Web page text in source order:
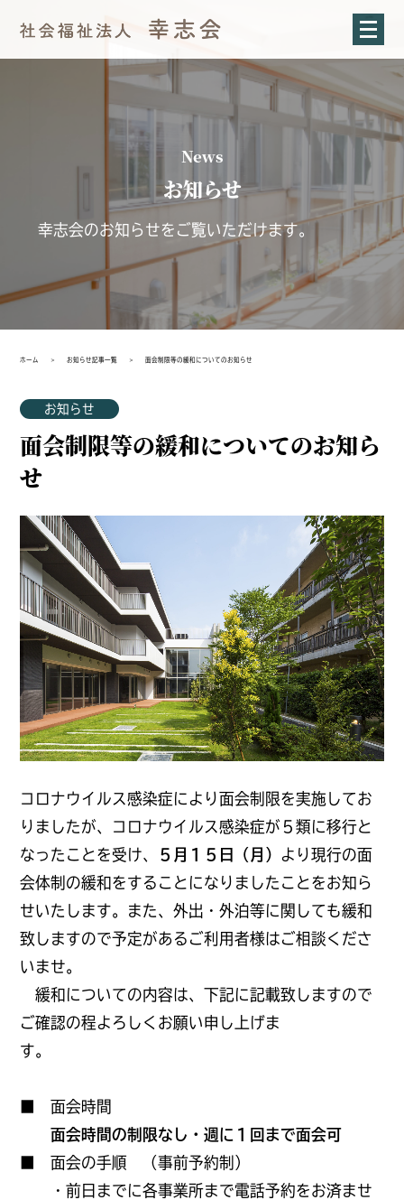
News
お知らせ
幸志会のお知らせをご覧いただけます。
ホーム ＞ お知らせ記事一覧 ＞ 面会制限等の緩和についてのお知らせ
お知らせ
面会制限等の緩和についてのお知ら
せ
コロナウイルス感染症により面会制限を実施してお
りましたが、コロナウイルス感染症が５類に移行と
なったことを受け、
５月１５日（月） より現行の面
会体制の緩和をすることになりましたことをお知ら
せいたします。また、外出・外泊等に関しても緩和
致しますので予定があるご利用者様はご相談くださ
いませ。
緩和についての内容は、下記に記載致しますので
ご確認の程よろしくお願い申し上げま
す。
■ 面会時間
面会時間の制限なし・週に１回まで面会可
■ 面会の手順 （事前予約制）
・前日までに各事業所まで電話予約をお済ませ